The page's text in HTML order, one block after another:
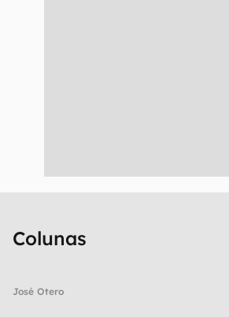
Colunas
José Otero